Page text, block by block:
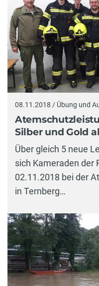
08.11.2018 / Übung und
Silber und Gold
Über gleich 5 neue
sich Kameraden der
02.11.2018 bei der
in Ternberg…